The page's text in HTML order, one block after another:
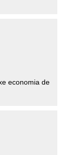
economia de